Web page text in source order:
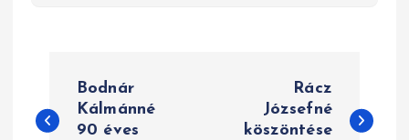
e
Bodnár
Kálmánné
90 éves
Rácz
Józsefné
köszöntése